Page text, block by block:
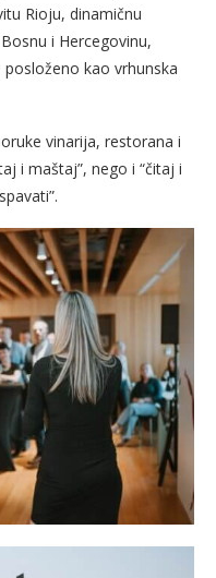
Rioju, dinamičnu
i Hercegovinu,
posloženo kao vrhunska
vinarija, restorana i
i maštaj”, nego i “čitaj i